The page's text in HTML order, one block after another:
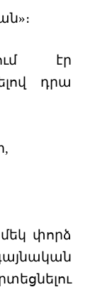
էր
դրա
փորձ